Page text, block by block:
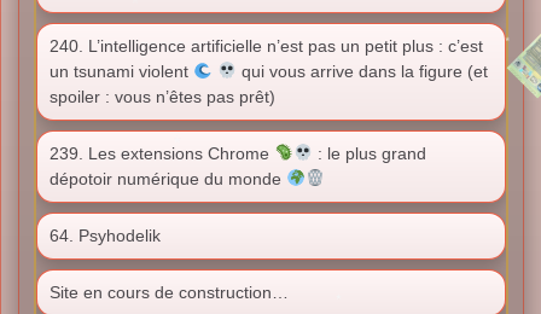
240. L’intelligence artificielle n’est pas un petit plus : c’est
un tsunami violent
qui vous arrive dans la figure (et
spoiler : vous n’êtes pas prêt)
239. Les extensions Chrome
: le plus grand
dépotoir numérique du monde
64. Psyhodelik
Site en cours de construction…